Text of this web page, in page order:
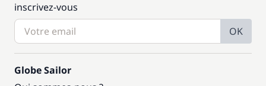
inscrivez-vous
OK
Globe Sailor